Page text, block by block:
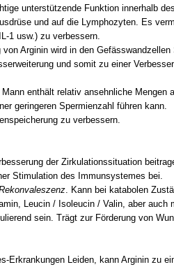
unterstützende Funktion innerhalb
und auf die Lymphozyten. Es
1 usw.) zu verbessern.
von Arginin wird in den
und somit zu einer
enthält relativ ansehnliche Mengen
geringeren Spermienzahl führen kann.
zu verbessern.
der Zirkulationssituation
Stimulation des Immunsystemes bei.
. Kann bei katabolen
Leucin / Isoleucin / Valin, aber auch
sein. Trägt zur Förderung von
Erkrankungen Leiden, kann Arginin zu